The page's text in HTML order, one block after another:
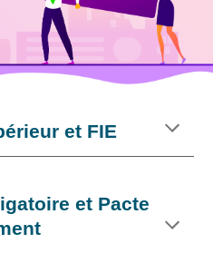
et FIE
et Pacte